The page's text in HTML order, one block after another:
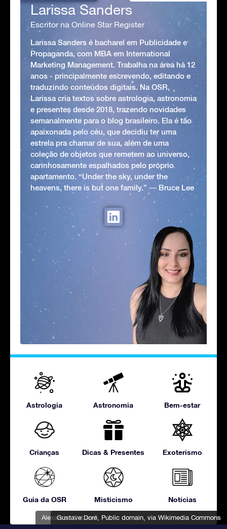
Alexandre Cabanel , Public domain, via Wikimedia Commons
Gustave Doré , Public domain, via Wikimedia Commons
Larissa Sanders
Escritor na Online Star Register
Larissa Sanders é bacharel em Publicidade e
Propaganda, com MBA em International
Marketing Management. Trabalha na área há 12
anos - principalmente escrevendo, editando e
traduzindo conteúdos digitais. Na OSR,
Larissa cria textos sobre astrologia, astronomia
e presentes desde 2018, trazendo novidades
semanalmente para o blog brasileiro. Ela é tão
apaixonada pelo céu, que decidiu ter uma
estrela pra chamar de sua, além de uma
coleção de objetos que remetem ao universo,
carinhosamente espalhados pelo próprio
apartamento. “Under the sky, under the
heavens, there is but one family.” ― Bruce Lee
Astrologia Astronomia Bem-estar
Crianças Dicas & Presentes Exoterismo
Guia da OSR Misticismo Notícias